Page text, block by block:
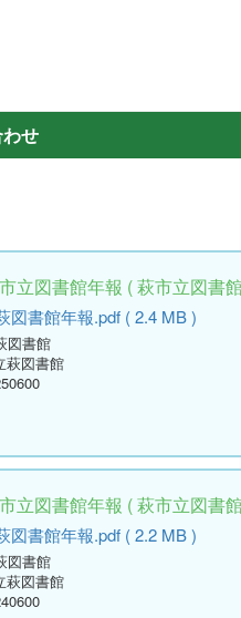
せ
図書館年報 ( 萩市立図書
書館年報.pdf ( 2.4 MB )
図書館
萩図書館
図書館年報 ( 萩市立図書
書館年報.pdf ( 2.2 MB )
図書館
萩図書館